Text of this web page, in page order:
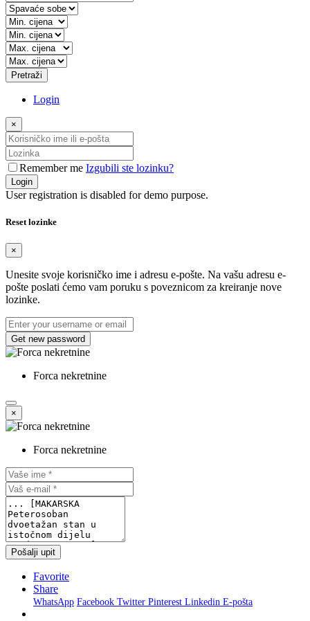
Pretraži
Login
×
Remember me Izgubili ste lozinku?
Login
User registration is disabled for demo purpose.
Reset lozinke
×
Unesite svoje korisničko ime i adresu e-pošte. Na vašu adresu e-
pošte poslati ćemo vam poruku s poveznicom za kreiranje nove
lozinke.
Get new password
Forca nekretnine
×
Forca nekretnine
Pošalji upit
Favorite
Share
WhatsApp Facebook Twitter Pinterest Linkedin E-pošta